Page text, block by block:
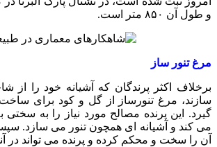
و طول آن ۸۵۰ متر است.
مرغ تنور ساز
برخلاف اکثر پرندگان که آشیانه خود را از
سازند، مرغ تنورساز از گل و کود برای
گیرد. این پرنده مصالح مورد نیاز را به
می کند و آشیانه ای همچون تنور می سازد.
آن را سخت و محکم کرده و پرنده می تواند در